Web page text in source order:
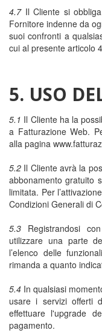
4.7Il Cliente si
Fornitore indenne da
suoi confronti a
cui al presente articolo
5. USO
5.1 Il Cliente ha la
a Fatturazione Web.
alla pagina
5.2 Il Cliente avrà la
abbonamento gratuito
limitata. Per
Condizioni Generali di
5.3 Registrandosi
utilizzare una parte
l’elenco delle
rimanda a quanto
5.4 In qualsiasi
usare i servizi offerti
effettuare l'upgrade
pagamento.